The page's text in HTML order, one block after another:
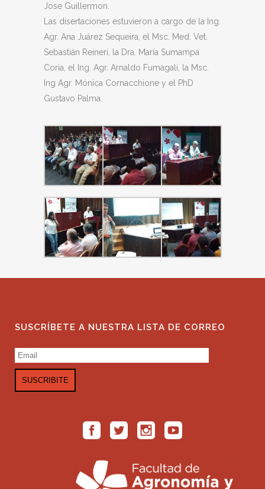
Jose Guillermon.
Las disertaciones estuvieron a cargo de la Ing.
Agr. Ana Juárez Sequeira, el Msc. Med. Vet.
Sebastián Reineri, la Dra. María Sumampa
Coria, el Ing. Agr. Arnaldo Fumagali, la Msc.
Ing Agr. Mónica Cornacchione y el PhD
Gustavo Palma.
SUSCRÍBETE A NUESTRA LISTA DE CORREO